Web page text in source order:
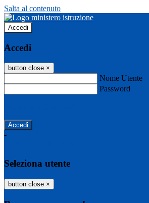
Salta al contenuto
Accedi
Accedi
button close ×
Nome Utente
Password
-
Seleziona utente
button close ×